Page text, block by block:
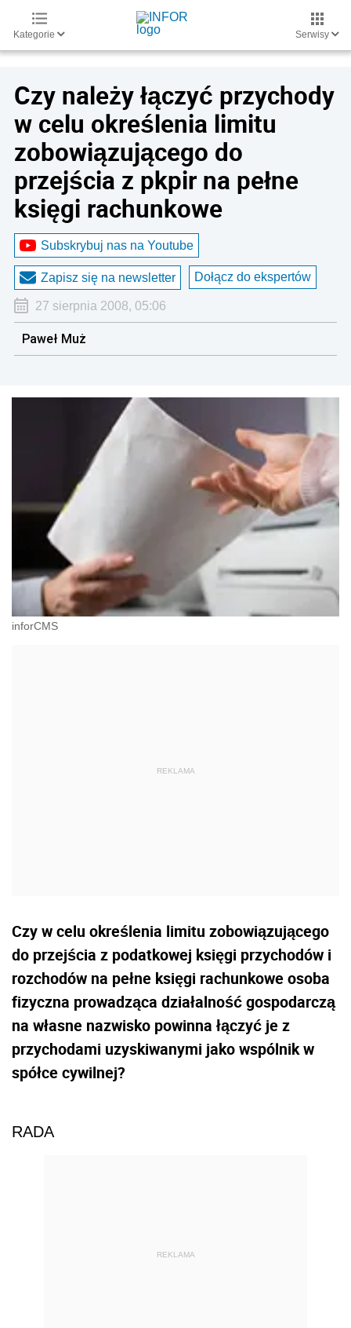
Kategorie Serwisy
Czy należy łączyć przychody
w celu określenia limitu
zobowiązującego do
przejścia z pkpir na pełne
księgi rachunkowe
Subskrybuj nas na Youtube
Zapisz się na newsletter Dołącz do ekspertów
27 sierpnia 2008, 05:06
Paweł Muż
inforCMS
Czy w celu określenia limitu zobowiązującego
do przejścia z podatkowej księgi przychodów i
rozchodów na pełne księgi rachunkowe osoba
fizyczna prowadząca działalność gospodarczą
na własne nazwisko powinna łączyć je z
przychodami uzyskiwanymi jako wspólnik w
spółce cywilnej?
RADA
REKLAMA